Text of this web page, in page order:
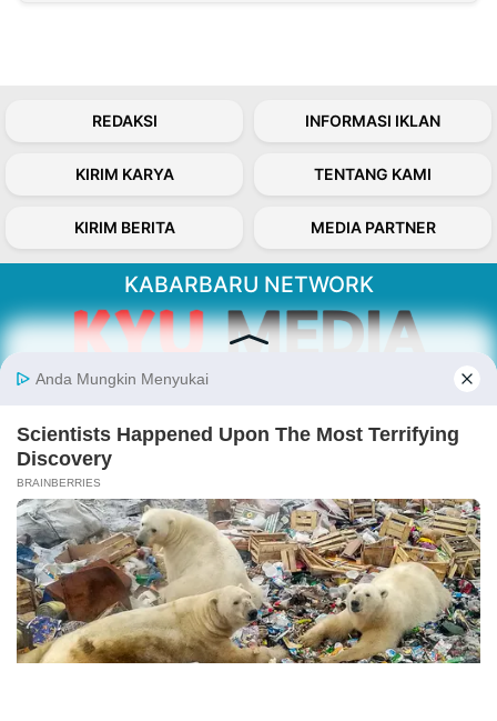
REDAKSI INFORMASI IKLAN
KIRIM KARYA TENTANG KAMI
KIRIM BERITA MEDIA PARTNER
KABARBARU NETWORK
Follow Kabarbaru